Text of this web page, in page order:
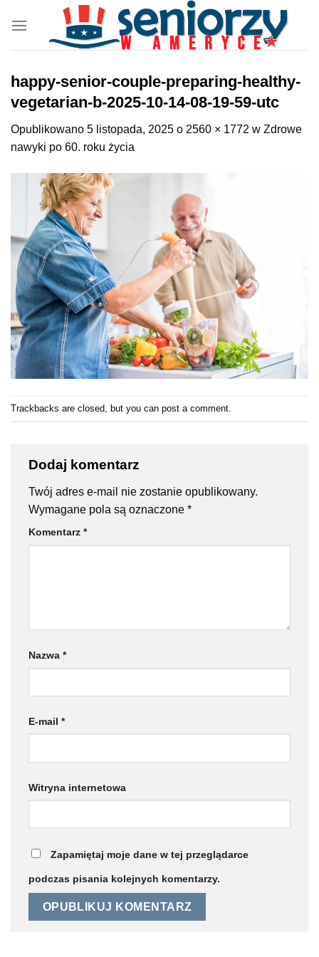
zawartości
happy-senior-couple-preparing-healthy-
vegetarian-b-2025-10-14-08-19-59-utc
Opublikowano 5 listopada, 2025 o 2560 × 1772 w Zdrowe
nawyki po 60. roku życia
Trackbacks are closed, but you can post a comment
Dodaj komentarz
Twój adres e-mail nie zostanie opublikowany.
Wymagane pola są oznaczone *
Komentarz *
Nazwa *
E-mail *
Witryna internetowa
Zapamiętaj moje dane w tej przeglądarce
podczas pisania kolejnych komentarzy.